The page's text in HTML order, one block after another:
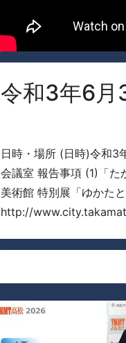
令和3年6月
日時・場所 (日時)令和3
会議室 報告事項 (1)「
美術館 特別展「ゆかた
http://